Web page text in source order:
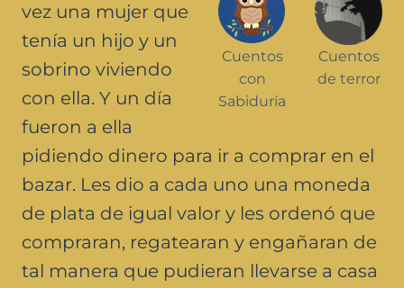
Cuentos
de terror
Cuentos
con
Sabiduría
vez una mujer que
tenía un hijo y un
sobrino viviendo
con ella. Y un día
fueron a ella
pidiendo dinero para ir a comprar en el
bazar. Les dio a cada uno una moneda
de plata de igual valor y les ordenó que
compraran, regatearan y engañaran de
tal manera que pudieran llevarse a casa